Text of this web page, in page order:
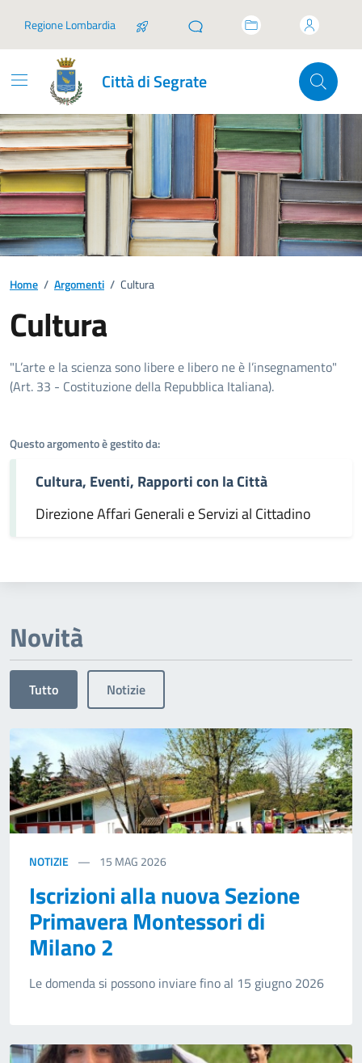
Regione Lombardia
Città di Segrate
Home / Argomenti / Cultura
Cultura
Dettagli dell'argomento
"L’arte e la scienza sono libere e libero ne è l’insegnamento"
(Art. 33 - Costituzione della Repubblica Italiana).
Questo argomento è gestito da:
Cultura, Eventi, Rapporti con la Città
Direzione Affari Generali e Servizi al Cittadino
Novità
Tutto Notizie
NOTIZIE 15 MAG 2026
Iscrizioni alla nuova Sezione
Primavera Montessori di
Milano 2
Le domenda si possono inviare fino al 15 giugno 2026